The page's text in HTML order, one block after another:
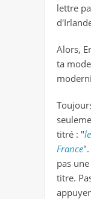
lettre
Alors,
ta
titré : "
France
pas
titre.